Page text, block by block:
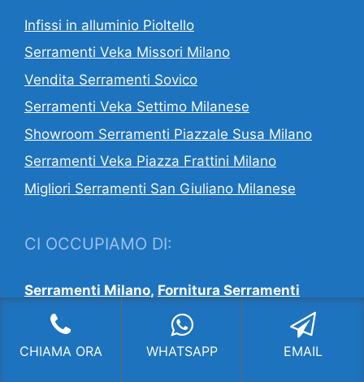
Infissi in alluminio Pioltello
Serramenti Veka Missori Milano
Vendita Serramenti Sovico
Serramenti Veka Settimo Milanese
Showroom Serramenti Piazzale Susa Milano
Serramenti Veka Piazza Frattini Milano
Migliori Serramenti San Giuliano Milanese
CI OCCUPIAMO DI:
Serramenti Milano, Fornitura Serramenti
Milano
Installazione
Serramenti Milano
Migliori Serramenti
Milano ,Serramenti Agevolazioni Fiscali
CHIAMA ORA WHATSAPP EMAIL